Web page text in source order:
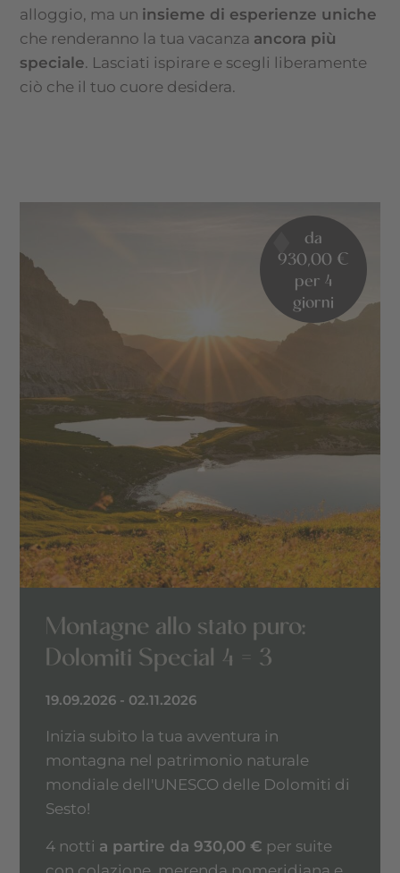
alloggio, ma un insieme di esperienze uniche
che renderanno la tua vacanza ancora più
speciale. Lasciati ispirare e scegli liberamente
ciò che il tuo cuore desidera.
da
930,00 €
per 4
giorni
Montagne allo stato puro:
Dolomiti Special 4 = 3
19.09.2026 - 02.11.2026
Inizia subito la tua avventura in
montagna nel patrimonio naturale
mondiale dell'UNESCO delle Dolomiti di
Sesto!
4 notti a partire da 930,00 € per suite